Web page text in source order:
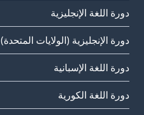
دورة اللغة الإنجليزية
دورة الإنجليزية (الولايات المتحدة)
دورة اللغة الإسبانية
دورة اللغة الكورية